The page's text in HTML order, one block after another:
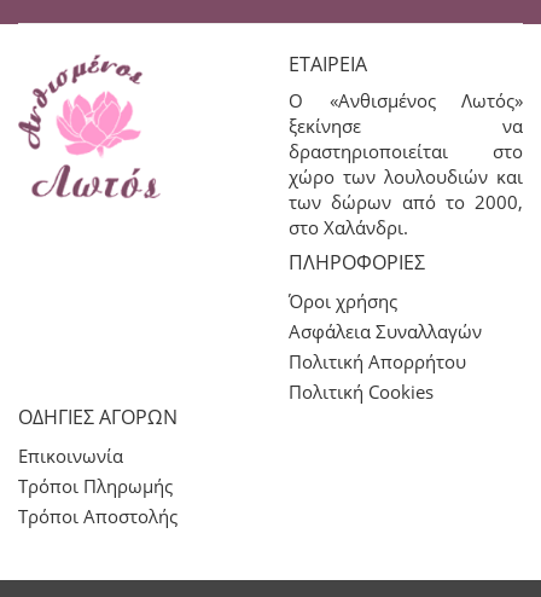
ΕΤΑΙΡΕΊΑ
Ο «Ανθισμένος Λωτός»
ξεκίνησε να
δραστηριοποιείται στο
χώρο των λουλουδιών και
των δώρων από το 2000,
στο Χαλάνδρι.
ΠΛΗΡΟΦΟΡΊΕΣ
Όροι χρήσης
Ασφάλεια Συναλλαγών
Πολιτική Απορρήτου
Πολιτική Cookies
ΟΔΗΓΙΕΣ ΑΓΟΡΩΝ
Επικοινωνία
Τρόποι Πληρωμής
Τρόποι Αποστολής